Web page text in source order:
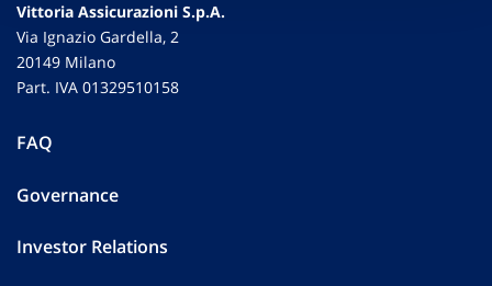
Vittoria Assicurazioni S.p.A.
Via Ignazio Gardella, 2
20149 Milano
Part. IVA 01329510158
FAQ
Governance
Investor Relations